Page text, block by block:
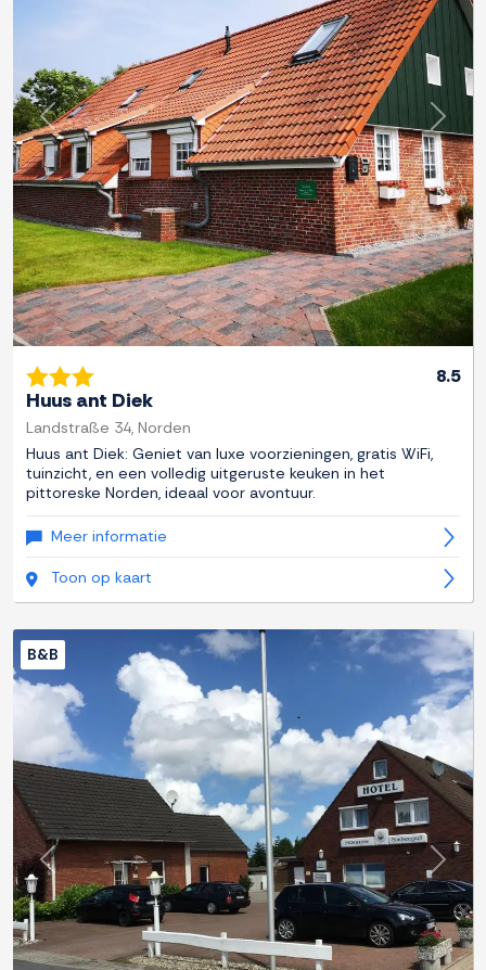
Previous Next
8.5
Huus ant Diek
Landstraße 34, Norden
Huus ant Diek: Geniet van luxe voorzieningen, gratis WiFi,
tuinzicht, en een volledig uitgeruste keuken in het
pittoreske Norden, ideaal voor avontuur.
Meer informatie
Toon op kaart
Previous Next
B&B